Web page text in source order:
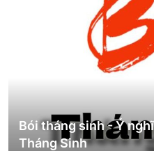
Bói tháng sinh - Ý
Tháng Sinh